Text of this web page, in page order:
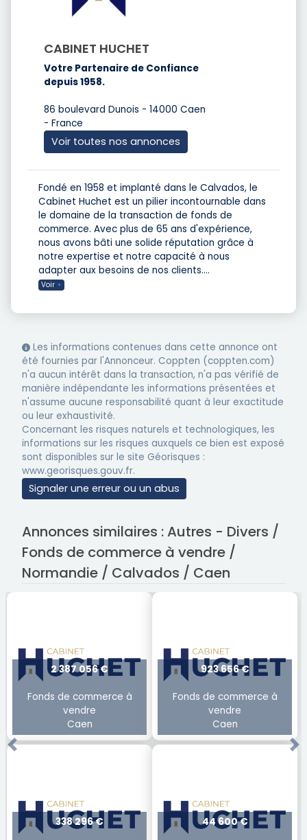
CABINET HUCHET
Votre Partenaire de Confiance
depuis 1958.
86 boulevard Dunois - 14000 Caen
- France
Voir toutes nos annonces
Fondé en 1958 et implanté dans le Calvados, le
Cabinet Huchet est un pilier incontournable dans
le domaine de la transaction de fonds de
commerce. Avec plus de 65 ans d'expérience,
nous avons bâti une solide réputation grâce à
notre expertise et notre capacité à nous
adapter aux besoins de nos clients....
Voir +
Les informations contenues dans cette annonce ont
été fournies par l'Annonceur. Coppten (coppten.com)
n'a aucun intérêt dans la transaction, n'a pas vérifié de
manière indépendante les informations présentées et
n'assume aucune responsabilité quant à leur exactitude
ou leur exhaustivité.
Concernant les risques naturels et technologiques, les
informations sur les risques auxquels ce bien est exposé
sont disponibles sur le site Géorisques :
www.georisques.gouv.fr.
Signaler une erreur ou un abus
Annonces similaires : Autres - Divers /
Fonds de commerce à vendre /
Normandie / Calvados / Caen
2 387 056 €
Fonds de commerce à
vendre
Caen
923 656 €
Fonds de commerce à
vendre
Caen
338 296 € 44 600 €
Previous